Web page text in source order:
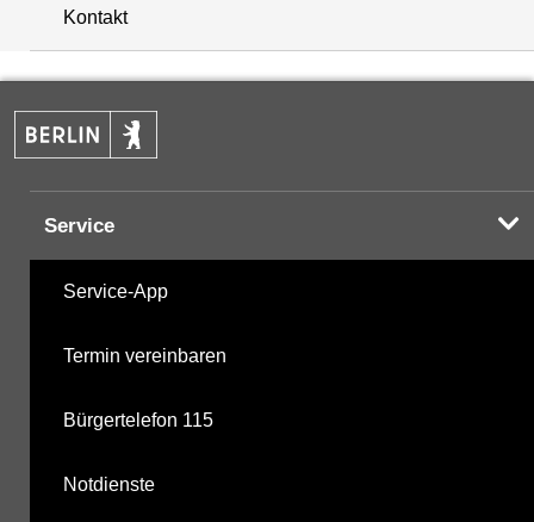
+
−
Kontakt
Service
Service-App
Termin vereinbaren
Bürgertelefon 115
Notdienste